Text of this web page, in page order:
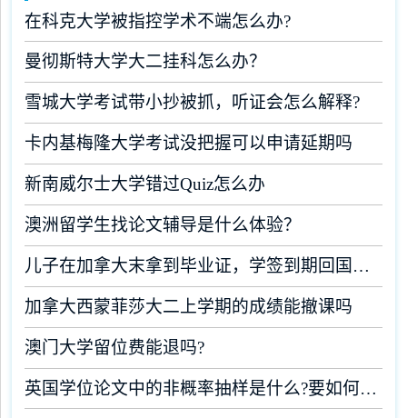
在科克大学被指控学术不端怎么办?
曼彻斯特大学大二挂科怎么办？
雪城大学考试带小抄被抓，听证会怎么解释?
卡内基梅隆大学考试没把握可以申请延期吗
新南威尔士大学错过Quiz怎么办
澳洲留学生找论文辅导是什么体验？
儿子在加拿大末拿到毕业证，学签到期回国了有办法补救吗
加拿大西蒙菲莎大二上学期的成绩能撤课吗
澳门大学留位费能退吗?
英国学位论文中的非概率抽样是什么?要如何完成?